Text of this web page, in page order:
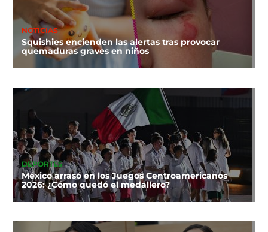
NOTICIAS
Squishies encienden las alertas tras provocar
quemaduras graves en niños
DEPORTES
México arrasó en los Juegos Centroamericanos
2026: ¿Cómo quedó el medallero?